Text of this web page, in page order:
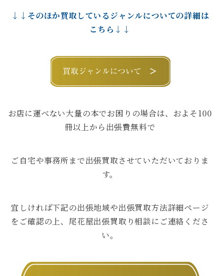
↓↓そのほか買取しているジャンルについての詳細は
こちら↓↓
お店に運べない大量の本でお困りの場合は、およそ100
冊以上から出張費無料で
ご自宅や事務所まで出張買取させていただいておりま
す。
宜しければ下記の出張地域や出張買取方法詳細ページ
をご確認の上、尾花屋出張買取り相談にご連絡くださ
い。